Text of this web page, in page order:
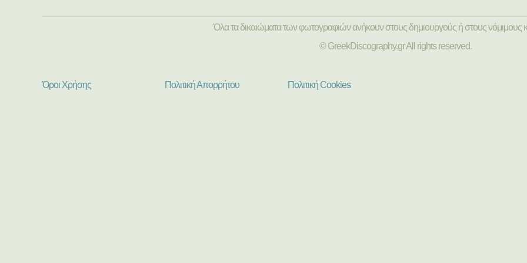
Όλα τα δικαιώματα των φωτογραφιών ανήκουν στους δημιουργούς ή στους νόμιμους
© GreekDiscography.gr All rights reserved.
Όροι Χρήσης Πολιτική Απορρήτου Πολιτική Cookies